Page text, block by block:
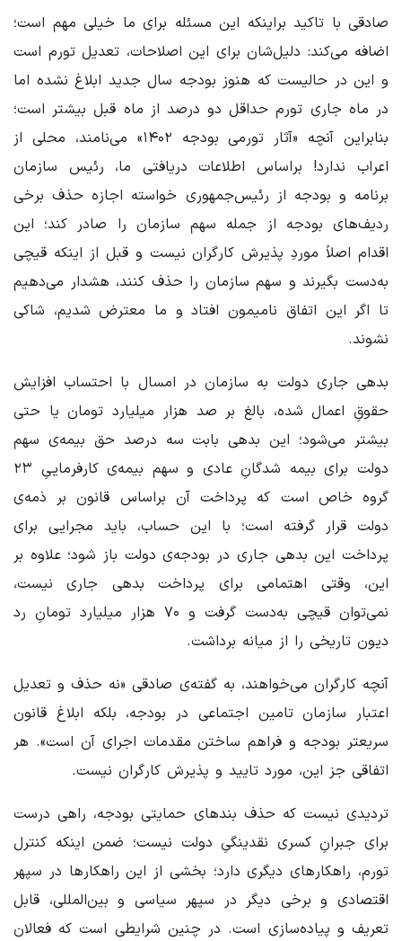
صادقی با تاکید براینکه این مسئله برای ما خیلی مهم است؛
اضافه می‌کند: دلیل‌شان برای این اصلاحات، تعدیل تورم است
و این در حالیست که هنوز بودجه سال جدید ابلاغ نشده اما
در ماه جاری تورم حداقل دو درصد از ماه قبل بیشتر است؛
بنابراین آنچه «آثار تورمی بودجه ۱۴۰۲» می‌نامند، محلی از
اعراب ندارد! براساس اطلاعات دریافتی ما، رئیس سازمان
برنامه و بودجه از رئیس‌جمهوری خواسته اجازه حذف برخی
ردیف‌های بودجه از جمله سهم سازمان را صادر کند؛ این
اقدام اصلاً موردِ پذیرش کارگران نیست و قبل از اینکه قیچی
به‌دست بگیرند و سهم سازمان را حذف کنند، هشدار می‌دهیم
تا اگر این اتفاق نامیمون افتاد و ما معترض شدیم، شاکی
نشوند.
بدهی جاری دولت به سازمان در امسال با احتساب افزایش
حقوقِ اعمال شده، بالغ بر صد هزار میلیارد تومان یا حتی
بیشتر می‌شود؛ این بدهی بابت سه درصد حق بیمه‌ی سهم
دولت برای بیمه شدگانِ عادی و سهم بیمه‌ی کارفرماییِ ۲۳
گروه خاص است که پرداخت آن براساس قانون بر ذمه‌ی
دولت قرار گرفته است؛ با این حساب، باید مجرایی برای
پرداخت این بدهی جاری در بودجه‌ی دولت باز شود؛ علاوه بر
این، وقتی اهتمامی برای پرداخت بدهی جاری نیست،
نمی‌توان قیچی به‌دست گرفت و ۷۰ هزار میلیارد تومانِ رد
دیون تاریخی را از میانه برداشت.
آنچه کارگران می‌خواهند، به گفته‌ی صادقی «نه حذف و تعدیل
اعتبار سازمان تامین اجتماعی در بودجه، بلکه ابلاغ قانون
سریعتر بودجه و فراهم ساختن مقدمات اجرای آن است». هر
اتفاقی جز این، مورد تایید و پذیرش کارگران نیست.
تردیدی نیست که حذف بندهای حمایتی بودجه، راهی درست
برای جبرانِ کسری نقدینگیِ دولت نیست؛ ضمن اینکه کنترل
تورم، راهکارهای دیگری دارد؛ بخشی از این راهکارها در سپهر
اقتصادی و برخی دیگر در سپهر سیاسی و بین‌المللی، قابل
تعریف و پیاده‌سازی است. در چنین شرایطی است که فعالان